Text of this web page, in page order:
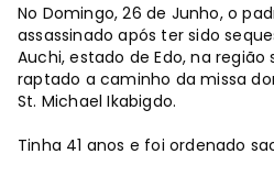
No Domingo, 26 de Junho, o
assassinado após ter sido
Auchi, estado de Edo, na região
raptado a caminho da missa
St. Michael Ikabigdo.
Tinha 41 anos e foi ordenado